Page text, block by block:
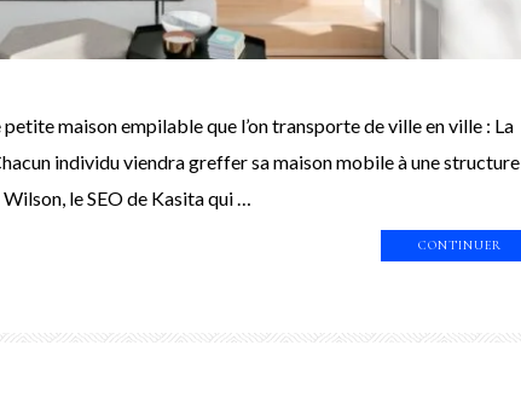
maison empilable que l’on transporte de ville en ville : La
individu viendra greffer sa maison mobile à une structure
le SEO de Kasita qui …
CONTINUER